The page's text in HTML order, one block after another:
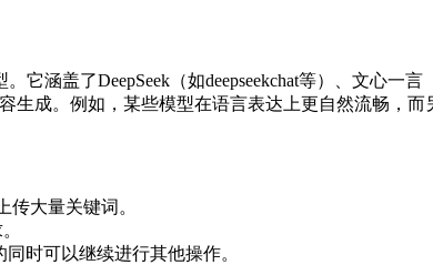
它涵盖了DeepSeek（如deepseekchat等）、文心一
成。例如，某些模型在语言表达上更自然流畅，而
大量关键词。
时可以继续进行其他操作。